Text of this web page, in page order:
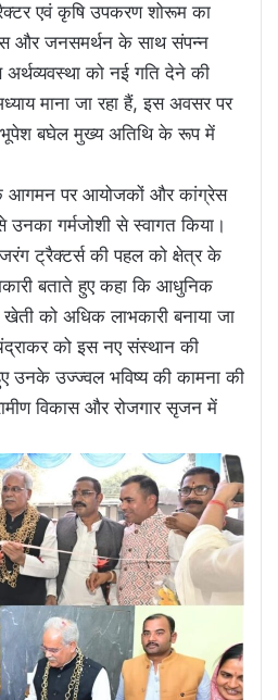
एवं कृषि उपकरण शोरूम का
और जनसमर्थन के साथ संपन्न
को नई गति देने की
माना जा रहा हैं, इस अवसर पर
भूपेश बघेल मुख्य अतिथि के रूप में
आगमन पर आयोजकों और कांग्रेस
उनका गर्मजोशी से स्वागत किया।
ट्रैक्टर्स की पहल को क्षेत्र के
बताते हुए कहा कि आधुनिक
को अधिक लाभकारी बनाया जा
को इस नए संस्थान की
उनके उज्ज्वल भविष्य की कामना की
विकास और रोजगार सृजन में